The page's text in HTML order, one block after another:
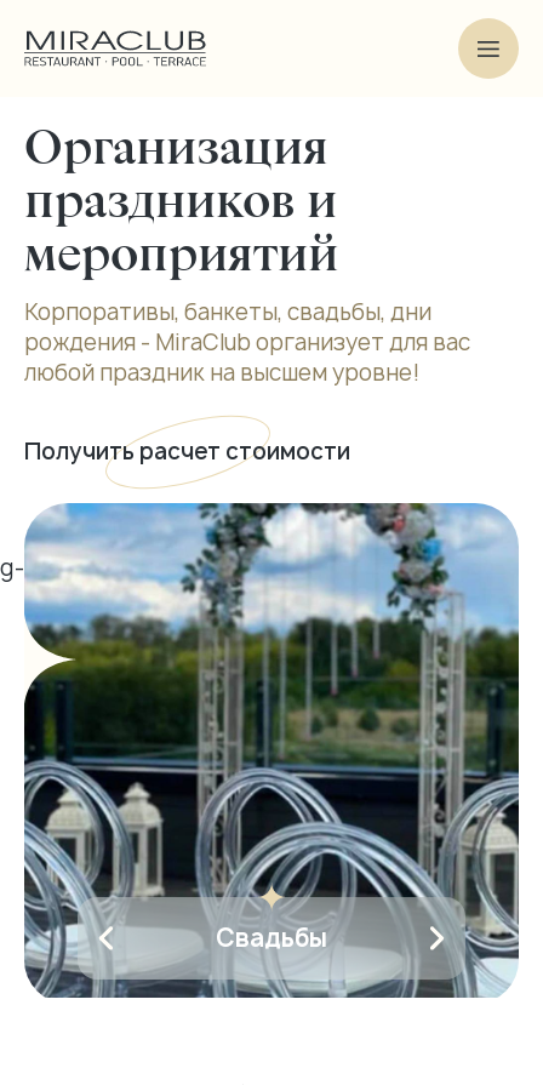
Организация
праздников и
мероприятий
Корпоративы, банкеты, свадьбы, дни
рождения - MiraClub организует для вас
любой праздник на высшем уровне!
Получить расчет стоимости
Свадьбы